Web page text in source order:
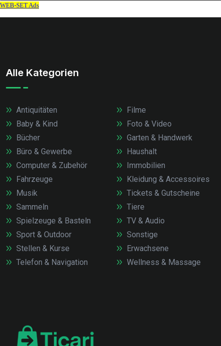
Alle Kategorien
Antiquitäten
Baby & Kind
Bücher
Büro & Gewerbe
Computer & Zubehör
Fahrzeuge
Filme
Foto & Video
Garten & Handwerk
Haushalt
Immobilien
Kleidung & Accessoires
Musik
Sammeln
Spielzeuge & Basteln
Sport & Outdoor
Stellen & Kurse
Telefon & Navigation
Tickets & Gutscheine
Tiere
TV & Audio
Sonstige
Erwachsene
Wellness & Massage